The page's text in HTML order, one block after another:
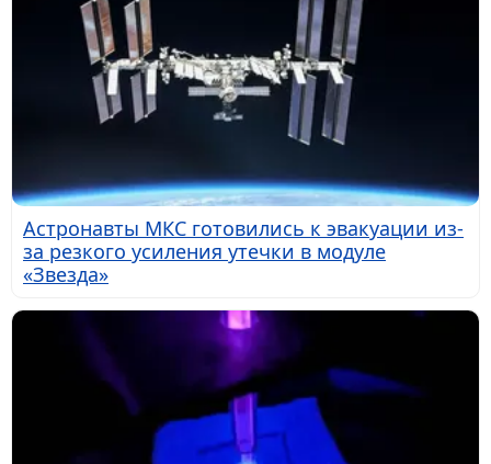
Астронавты МКС готовились к эвакуации из-
за резкого усиления утечки в модуле
«Звезда»